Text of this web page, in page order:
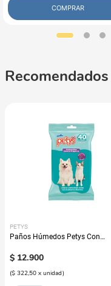
COMPRAR
Recomendados
PETYS
Paños Húmedos Petys Con
$ 12.900
($ 322,50 x unidad)